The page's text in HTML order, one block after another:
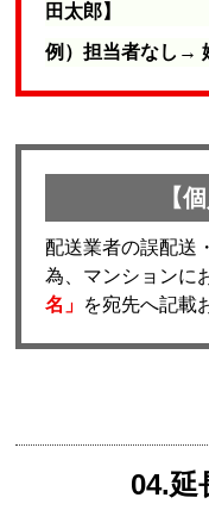
田太郎】
例）担当者なし→
【
配送業者の誤配送
為、マンションに
名」 を宛先へ記載
04.延